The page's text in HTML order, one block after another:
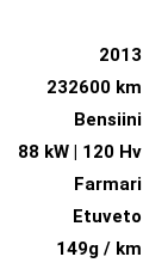
2013
232600 km
Bensiini
88 kW | 120 Hv
Farmari
Etuveto
149g / km